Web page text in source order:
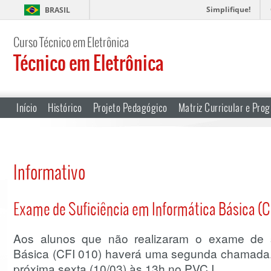
BRASIL Simplifique!
Curso Técnico em Eletrônica
Técnico em Eletrônica
Início Histórico Projeto Pedagógico Matriz Curricular e
Informativo
Exame de Suficiência em Informática Básica
Aos alunos que não realizaram o exame de
Básica (CFI 010) haverá uma segunda